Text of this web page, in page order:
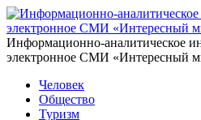
Информационно-аналитическое
электронное СМИ «Интересный
Человек
Общество
Туризм